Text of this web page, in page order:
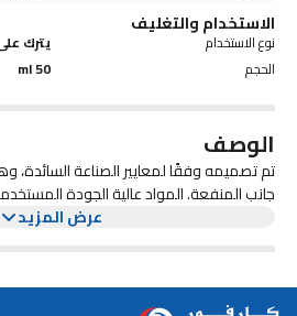
الاستخدام والتغليف
نوع الاستخدام
يترك
الحجم
50 ml
الوصف
تم تصميمه وفقًا لمعايير الصناعة
جانب المنفعة. المواد عالية الجودة
عرض المزيد